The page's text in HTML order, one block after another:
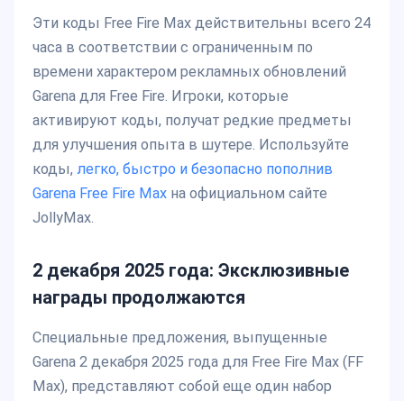
Эти коды Free Fire Max действительны всего 24
часа в соответствии с ограниченным по
времени характером рекламных обновлений
Garena для Free Fire. Игроки, которые
активируют коды, получат редкие предметы
для улучшения опыта в шутере. Используйте
коды, легко, быстро и безопасно пополнив
Garena Free Fire Max на официальном сайте
JollyMax.
2 декабря 2025 года: Эксклюзивные
награды продолжаются
Специальные предложения, выпущенные
Garena 2 декабря 2025 года для Free Fire Max (FF
Max), представляют собой еще один набор